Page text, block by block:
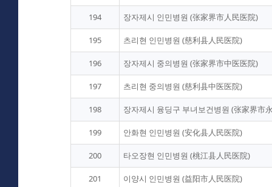
194 장자제시 인민병원 (张家界市人民医院)
195 츠리현 인민병원 (慈利县人民医院)
196 장자제시 중의병원 (张家界市中医医院)
197 츠리현 중의병원 (慈利县中医医院)
198 장자제시 융딩구 부녀보건병원 (张家界市
199 안화현 인민병원 (安化县人民医院)
200 타오장현 인민병원 (桃江县人民医院)
201 이양시 인민병원 (益阳市人民医院)